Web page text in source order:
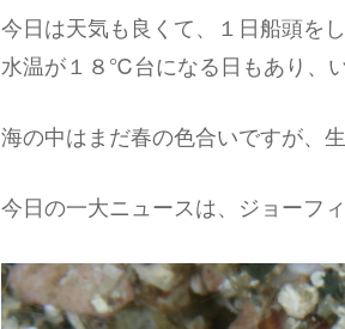
今日は天気も良くて、１日船頭を
水温が１８℃台になる日もあり、
海の中はまだ春の色合いですが、
今日の一大ニュースは、ジョーフ